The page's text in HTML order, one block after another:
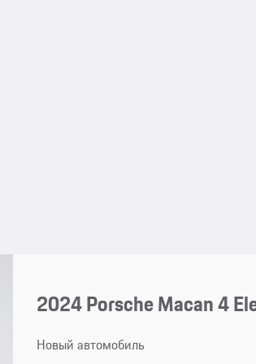
2024 Porsche Macan 4
Новый автомобиль